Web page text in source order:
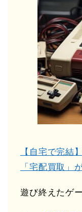
【自宅で完結
「宅配買取」
遊び終えたゲ